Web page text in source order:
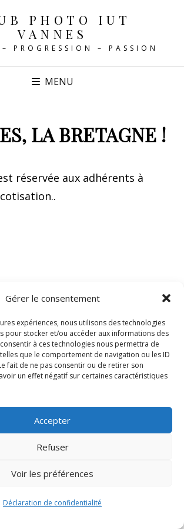
Gérer le consentement
expériences, nous utilisons des technologies
pour stocker et/ou accéder aux informations des
à ces technologies nous permettra de
que le comportement de navigation ou les ID
fait de ne pas consentir ou de retirer son
un effet négatif sur certaines caractéristiques
Accepter
Refuser
Voir les préférences
Déclaration de confidentialité
PHOTO IUT
VANNES
PROGRESSION – PASSION
MENU
LA BRETAGNE !
réservée aux adhérents à
By Club Photo IUT Vannes @2024